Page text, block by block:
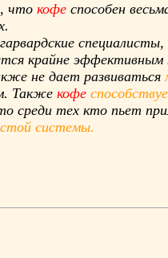
что кофе способен
специалисты,
крайне эффективным
не дает развиваться
Также кофе
среди тех кто пьет
системы.